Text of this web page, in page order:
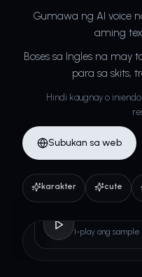
Gumawa ng AI voice
aming
Boses sa Ingles na may
para sa skits,
Hindi kaugnay o
Subukan sa web
karakter cute
I-play ang sample